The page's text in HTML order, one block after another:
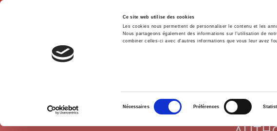
Ce site web utilise des cookies
Les cookies nous permettent de personnaliser le contenu et les
Nous partageons également des informations sur l'utilisation de
combiner celles-ci avec d'autres informations que vous leur avez
consentement
Nécessaires Préférences
Home